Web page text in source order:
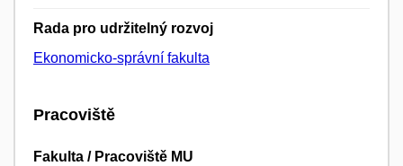
Rada pro udržitelný rozvoj
Ekonomicko-správní fakulta
Pracoviště
Fakulta / Pracoviště MU